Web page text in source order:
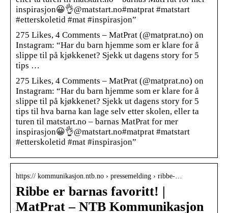
inspirasjon😀👌⁠⁠⁠⁠⁠⁠@matstart.no#matprat #matstart
#etterskoletid #mat #inspirasjon”
275 Likes, 4 Comments – MatPrat (@matprat.no) on
Instagram: “Har du barn hjemme som er klare for å
slippe til på kjøkkenet? Sjekk ut dagens story for 5
tips …
275 Likes, 4 Comments – MatPrat (@matprat.no) on
Instagram: “Har du barn hjemme som er klare for å
slippe til på kjøkkenet? Sjekk ut dagens story for 5
tips til hva barna kan lage selv etter skolen, eller ta
turen til matstart.no – barnas MatPrat for mer
inspirasjon😀👌⁠⁠⁠⁠⁠⁠@matstart.no#matprat #matstart
#etterskoletid #mat #inspirasjon”
https:// kommunikasjon.ntb.no › pressemelding › ribbe-…
Ribbe er barnas favoritt! |
MatPrat – NTB Kommunikasjon